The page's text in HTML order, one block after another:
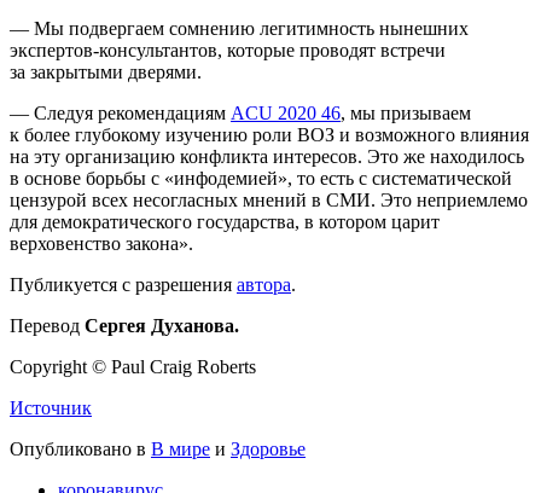
— Мы подвергаем сомнению легитимность нынешних
экспертов-консультантов, которые проводят встречи
за закрытыми дверями.
— Следуя рекомендациям ACU 2020 46, мы призываем
к более глубокому изучению роли ВОЗ и возможного влияния
на эту организацию конфликта интересов. Это же находилось
в основе борьбы с «инфодемией», то есть с систематической
цензурой всех несогласных мнений в СМИ. Это неприемлемо
для демократического государства, в котором царит
верховенство закона».
Публикуется с разрешения автора.
Перевод Сергея Духанова.
Copyright © Paul Craig Roberts
Источник
Опубликовано в В мире и Здоровье